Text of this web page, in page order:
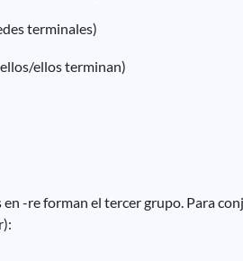
terminales)
ellos terminan)
-re forman el tercer grupo. Para